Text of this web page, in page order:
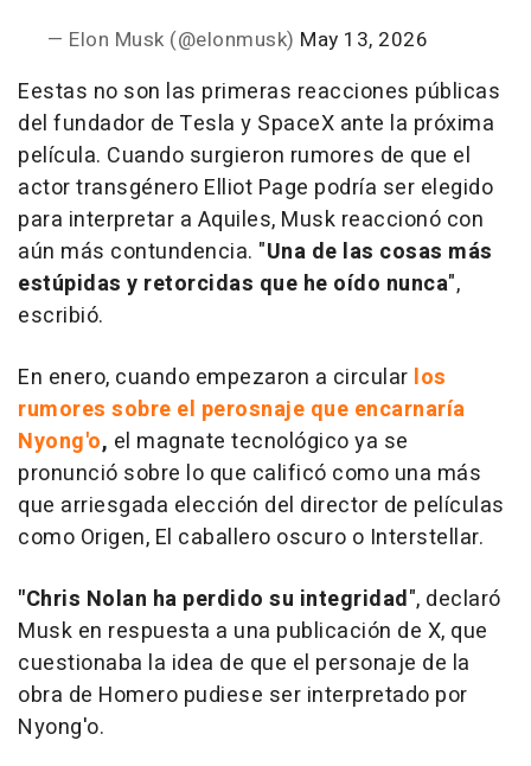
— Elon Musk (@elonmusk) May 13, 2026
Eestas no son las primeras reacciones públicas
del fundador de Tesla y SpaceX ante la próxima
película. Cuando surgieron rumores de que el
actor transgénero Elliot Page podría ser elegido
para interpretar a Aquiles, Musk reaccionó con
aún más contundencia. "Una de las cosas más
estúpidas y retorcidas que he oído nunca",
escribió.
En enero, cuando empezaron a circular los
rumores sobre el perosnaje que encarnaría
Nyong'o, el magnate tecnológico ya se
pronunció sobre lo que calificó como una más
que arriesgada elección del director de películas
como Origen, El caballero oscuro o Interstellar.
"Chris Nolan ha perdido su integridad", declaró
Musk en respuesta a una publicación de X, que
cuestionaba la idea de que el personaje de la
obra de Homero pudiese ser interpretado por
Nyong'o.